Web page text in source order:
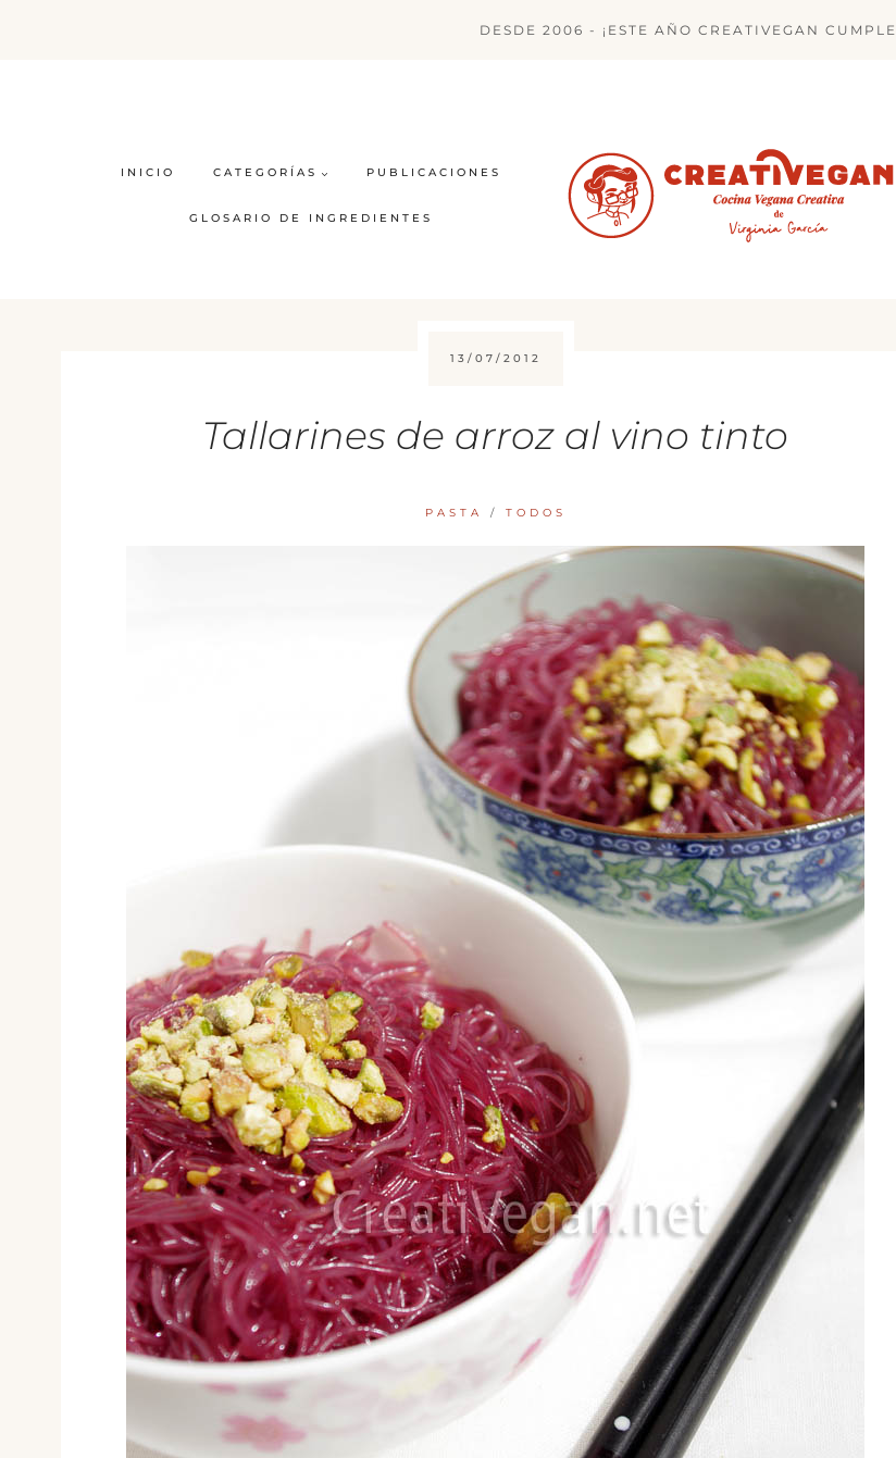
DESDE 2006 - ¡ESTE AÑO CREATIVEGAN CUMPLE
INICIO CATEGORÍAS PUBLICACIONES
GLOSARIO DE INGREDIENTES
13/07/2012
Tallarines de arroz al vino tinto
PASTA / TODOS